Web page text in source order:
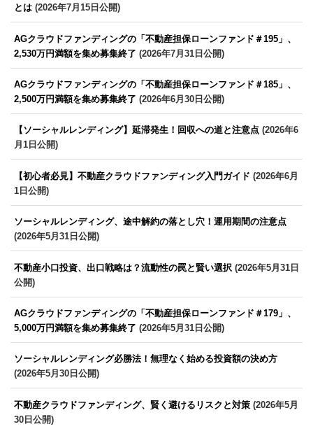
とは (2026年7月15日公開)
AGクラウドファンディングの「不動産担保ローンファンド＃195」、
2,530万円満額を集め募集終了 (2026年7月31日公開)
AGクラウドファンディングの「不動産担保ローンファンド＃185」、
2,500万円満額を集め募集終了 (2026年6月30日公開)
【ソーシャルレンディング】延滞発生！回収への道と注意点 (2026年6
月1日公開)
【初心者必見】不動産クラウドファンディング入門ガイド (2026年6月
1日公開)
ソーシャルレンディング、途中解約の落とし穴！運用期間の注意点
(2026年5月31日公開)
不動産小口投資、出口戦略は？流動性の罠と賢い選択 (2026年5月31日
公開)
AGクラウドファンディングの「不動産担保ローンファンド＃179」、
5,000万円満額を集め募集終了 (2026年5月31日公開)
ソーシャルレンディング必勝法！無理なく始める投資額の決め方
(2026年5月30日公開)
不動産クラウドファンディング、賢く避けるリスクと対策 (2026年5月
30日公開)